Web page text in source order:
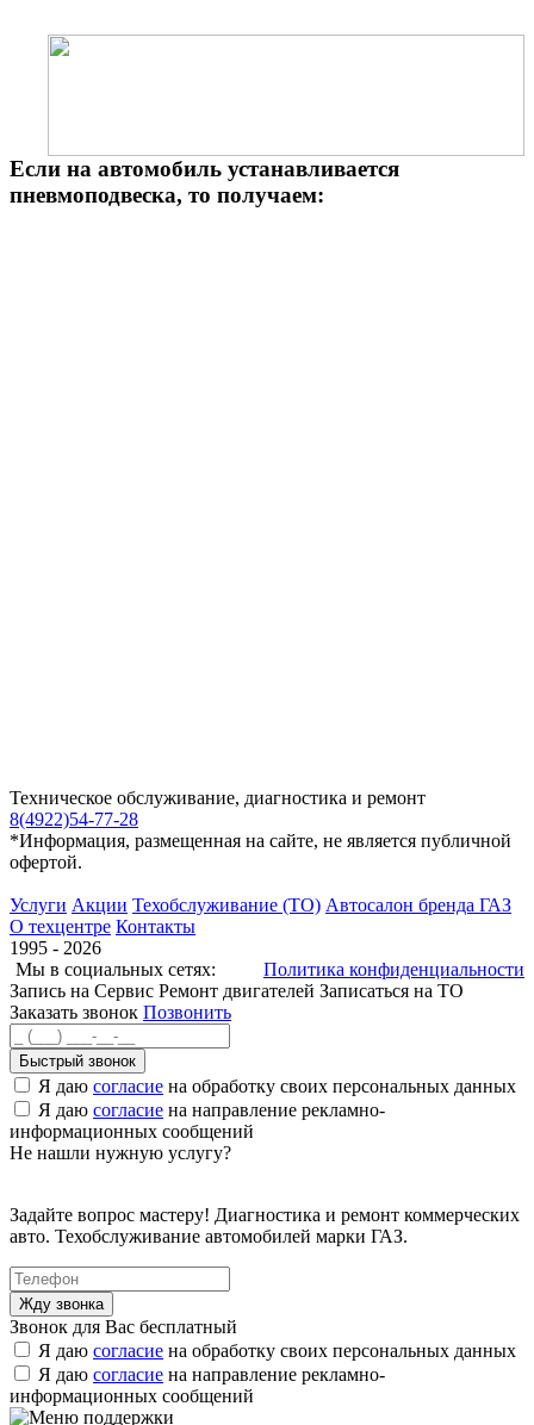
Если на автомобиль устанавливается
пневмоподвеска, то получаем:
Техническое обслуживание, диагностика и ремонт
8(4922)54-77-28
*Информация, размещенная на сайте, не является публичной
офертой.
Услуги Акции Техобслуживание (ТО) Автосалон бренда ГАЗ
О техцентре Контакты
1995 - 2026
Мы в социальных сетях:
Политика конфиденциальности
Запись на Сервис Ремонт двигателей Записаться на ТО
Заказать звонок Позвонить
Быстрый звонок
Я даю согласие на обработку своих персональных данных
Я даю согласие на направление рекламно-
информационных сообщений
Не нашли нужную услугу?
Задайте вопрос мастеру! Диагностика и ремонт коммерческих
авто. Техобслуживание автомобилей марки ГАЗ.
Звонок для Вас бесплатный
Я даю согласие на обработку своих персональных данных
Я даю согласие на направление рекламно-
информационных сообщений